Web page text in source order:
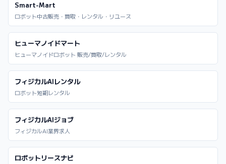
Smart-Mart
ロボット中古販売・買取・レンタル・リユース
ヒューマノイドマート
ヒューマノイドロボット 販売/買取/レンタル
フィジカルAIレンタル
ロボット短期レンタル
フィジカルAIジョブ
フィジカルAI業界求人
ロボットリースナビ